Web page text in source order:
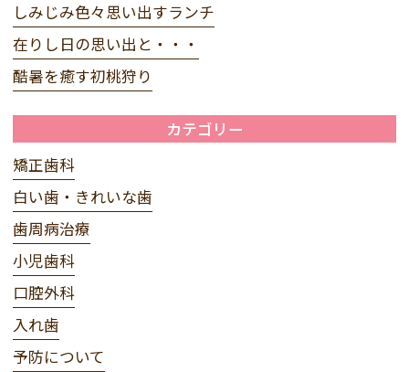
しみじみ色々思い出すランチ
在りし日の思い出と・・・
酷暑を癒す初桃狩り
カテゴリー
矯正歯科
白い歯・きれいな歯
歯周病治療
小児歯科
口腔外科
入れ歯
予防について